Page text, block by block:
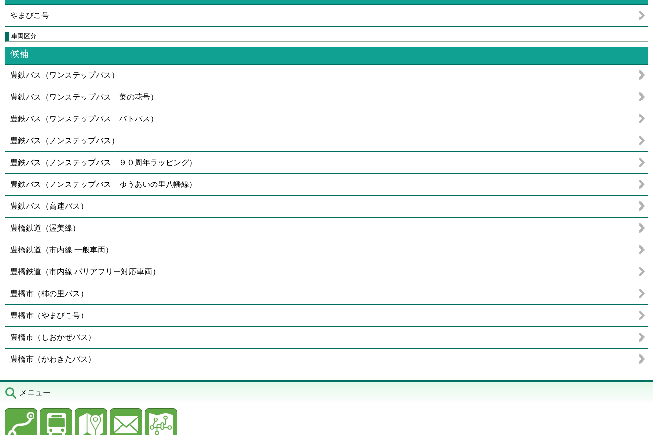
やまびこ号
車両区分
候補
豊鉄バス（ワンステップバス）
豊鉄バス（ワンステップバス 菜の花号）
豊鉄バス（ワンステップバス パトバス）
豊鉄バス（ノンステップバス）
豊鉄バス（ノンステップバス ９０周年ラッピング）
豊鉄バス（ノンステップバス ゆうあいの里八幡線）
豊鉄バス（高速バス）
豊橋鉄道（渥美線）
豊橋鉄道（市内線 一般車両）
豊橋鉄道（市内線 バリアフリー対応車両）
豊橋市（柿の里バス）
豊橋市（やまびこ号）
豊橋市（しおかぜバス）
豊橋市（かわきたバス）
メニュー